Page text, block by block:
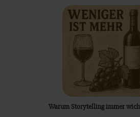
Warum Storytelling immer